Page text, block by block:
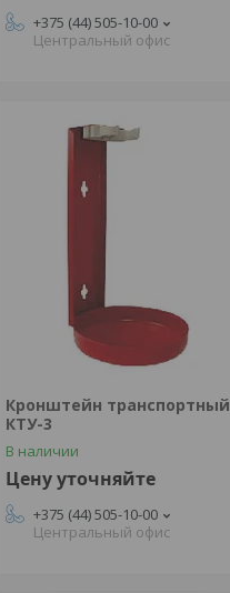
+375 (44) 505-10-00
Центральный офис
Кронштейн транспортный
КТУ-3
В наличии
Цену уточняйте
+375 (44) 505-10-00
Центральный офис